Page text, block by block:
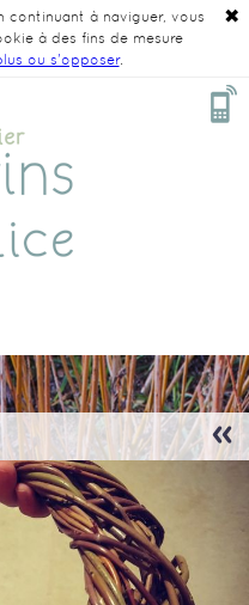
✖
continuant à naviguer, vous
à des fins de mesure
ou s'opposer.